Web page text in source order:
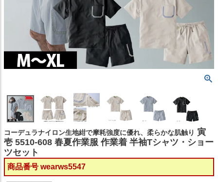
コーデュラナイロン生地紺で摩耗強度に優れ、柔らかな肌触り 寅
壱 5510-608 春夏作業服 作業着 半袖Tシャツ・ショー
ツセット
商品番号 wearws5547